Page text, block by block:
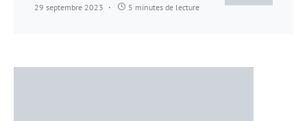
29 septembre 2023 5 minutes de lecture